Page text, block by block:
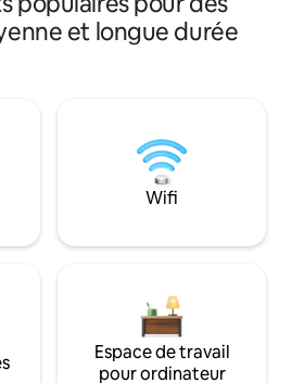
et longue durée
Wifi
Espace de travail
pour ordinateur